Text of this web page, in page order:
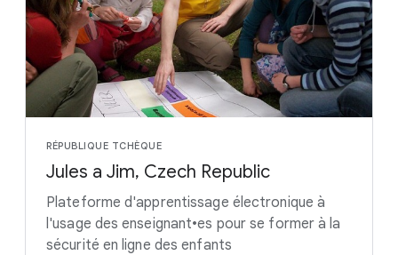
RÉPUBLIQUE TCHÈQUE
Jules a Jim, Czech Republic
Plateforme d'apprentissage électronique à
l'usage des enseignant•es pour se former à la
sécurité en ligne des enfants